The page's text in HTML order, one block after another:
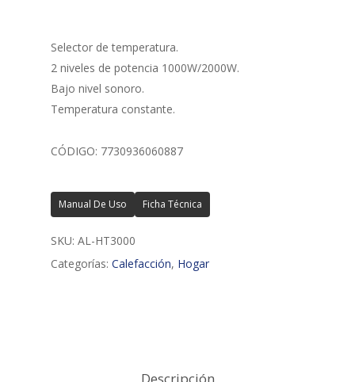
Selector de temperatura.
2 niveles de potencia 1000W/2000W.
Bajo nivel sonoro.
Temperatura constante.
CÓDIGO: 7730936060887
Manual De Uso Ficha Técnica
SKU: AL-HT3000
Categorías: Calefacción, Hogar
Descripción